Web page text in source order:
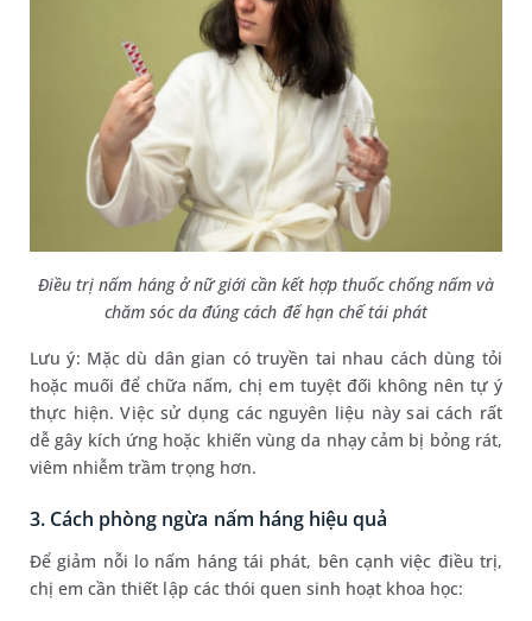
Điều trị nấm háng ở nữ giới cần kết hợp thuốc chống nấm và
chăm sóc da đúng cách để hạn chế tái phát
Lưu ý: Mặc dù dân gian có truyền tai nhau cách dùng tỏi
hoặc muối để chữa nấm, chị em tuyệt đối không nên tự ý
thực hiện. Việc sử dụng các nguyên liệu này sai cách rất
dễ gây kích ứng hoặc khiến vùng da nhạy cảm bị bỏng rát,
viêm nhiễm trầm trọng hơn.
3. Cách phòng ngừa nấm háng hiệu quả
Để giảm nỗi lo nấm háng tái phát, bên cạnh việc điều trị,
chị em cần thiết lập các thói quen sinh hoạt khoa học: